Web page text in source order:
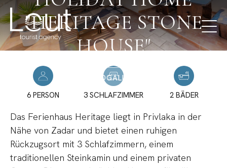
"HERITAGE STONE
HOUSE"
FOTOGALLERIE
6 PERSON
3 SCHLAFZIMMER 2 BÄDER
Das Ferienhaus Heritage liegt in Privlaka in der
Nähe von Zadar und bietet einen ruhigen
Rückzugsort mit 3 Schlafzimmern, einem
traditionellen Steinkamin und einem privaten